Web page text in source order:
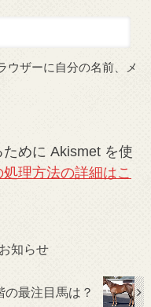
ウザーに自分の名前、メ
めに Akismet を使
理方法の詳細はこ
知らせ
最注目馬は？